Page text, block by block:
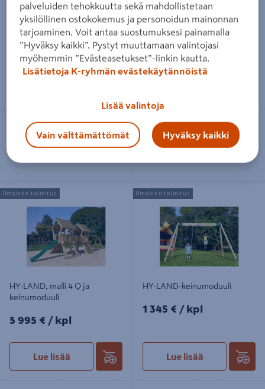
HY-LAND, malli 5 ja
keinumoduuli
3895€/kpl
3 895 €/ kpl
Toimitettavissa
Tilaustuote
Ankkurikiinnike Hy-Land
159€/pkt
159 €/ pkt
79,50€/kpl
79,50 €/ kpl
Toimitettavissa
Tilaustuote
HY-LAND, malli 4 Q ja keinumoduuli
HY-LAND, malli 4 Q ja
keinumoduuli
5995€/kpl
5 995 € / kpl
Lue lisää
Ilmainen toimitus
HY-LAND-keinumoduuli
HY-LAND-keinumoduuli
1345€/kpl
1 345 € / kpl
Lue lisää
Ilmainen toimitus
palveluiden tehokkuutta sekä mahdollistetaan
yksilöllinen ostokokemus ja personoidun mainonnan
tarjoaminen. Voit antaa suostumuksesi painamalla
”Hyväksy kaikki”. Pystyt muuttamaan valintojasi
myöhemmin ”Evästeasetukset”-linkin kautta.
Lisätietoja K-ryhmän evästekäytännöistä
Lisää valintoja
Vain välttämättömät Hyväksy kaikki